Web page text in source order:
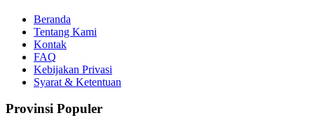
Beranda
Tentang Kami
Kontak
FAQ
Kebijakan Privasi
Syarat & Ketentuan
Provinsi Populer